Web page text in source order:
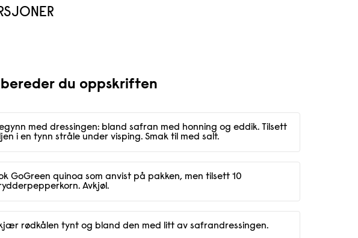
du oppskriften
med dressingen: bland safran med honning og eddik. Tilsett
i en tynn stråle under visping. Smak til med salt.
GoGreen quinoa som anvist på pakken, men tilsett 10
Avkjøl.
rødkålen tynt og bland den med litt av safrandressingen.